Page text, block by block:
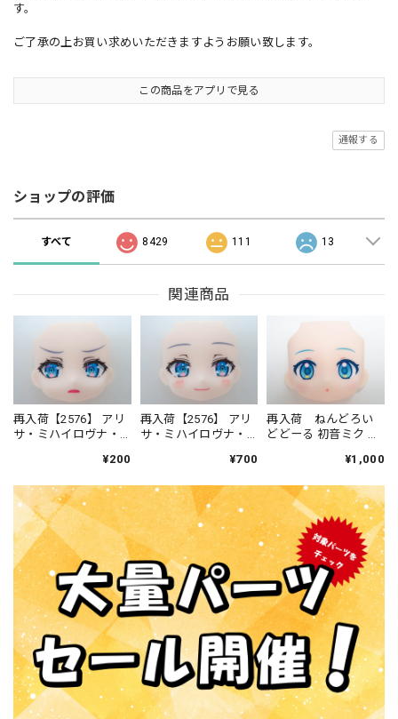
す。
ご了承の上お買い求めいただきますようお願い致します。
この商品をアプリで見る
通報する
ショップの評価
すべて 8429 111 13
関連商品
再入荷【2576】 アリ
サ・ミハイロヴナ・
顔 ねんどろいど¥200
再入荷【2576】 アリ
サ・ミハイロヴナ・
顔 ねんどろいど¥700
再入荷 ねんどろい
どどーる 初音ミク お
¥1,000